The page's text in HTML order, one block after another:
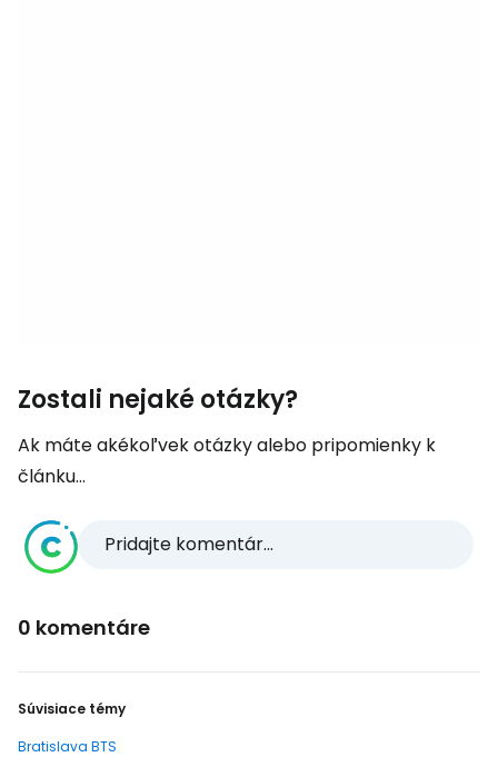
Zostali nejaké otázky?
Ak máte akékoľvek otázky alebo pripomienky k
článku...
Pridajte komentár...
0 komentáre
Súvisiace témy
Bratislava BTS